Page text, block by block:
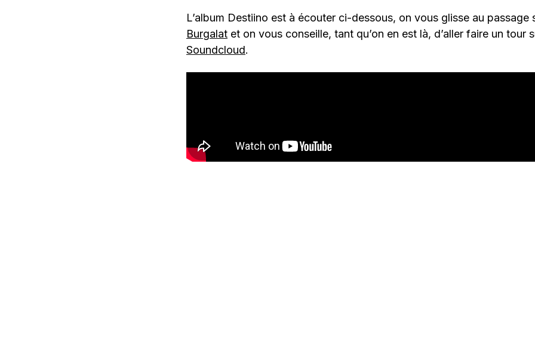
L’album Destiino est à écouter ci-dessous, on vous glisse au passage
Burgalat et on vous conseille, tant qu’on en est là, d’aller faire un tour
Soundcloud.